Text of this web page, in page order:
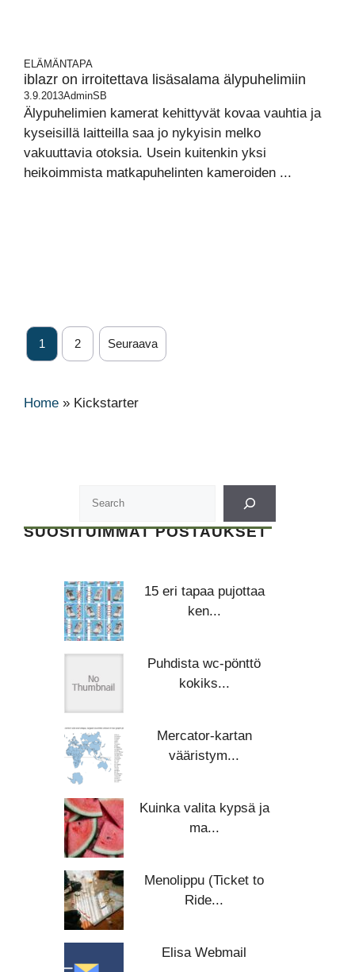
ELÄMÄNTAPA
iblazr on irroitettava lisäsalama älypuhelimiin
3.9.2013AdminSB
Älypuhelimien kamerat kehittyvät kovaa vauhtia ja
kyseisillä laitteilla saa jo nykyisin melko
vakuuttavia otoksia. Usein kuitenkin yksi
heikoimmista matkapuhelinten kameroiden ...
1 2 Seuraava
Home » Kickstarter
SUOSITUIMMAT POSTAUKSET
15 eri tapaa pujottaa
ken...
Puhdista wc-pönttö
kokiks...
Mercator-kartan
vääristym...
Kuinka valita kypsä ja
ma...
Menolippu (Ticket to
Ride...
Elisa Webmail